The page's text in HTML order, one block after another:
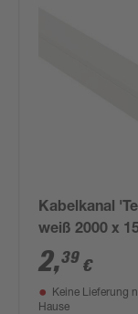
Kabelkanal
weiß 2000 x
mm
2,39 €
Keine Lieferung
Hause